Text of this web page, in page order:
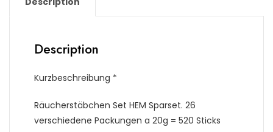
Description
Kurzbeschreibung *
Räucherstäbchen Set HEM Sparset. 26
verschiedene Packungen a 20g = 520 Sticks